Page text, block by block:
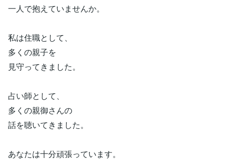
一人で抱えていませんか。
私は住職として、
多くの親子を
見守ってきました。
占い師として、
多くの親御さんの
話を聴いてきました。
あなたは十分頑張っています。